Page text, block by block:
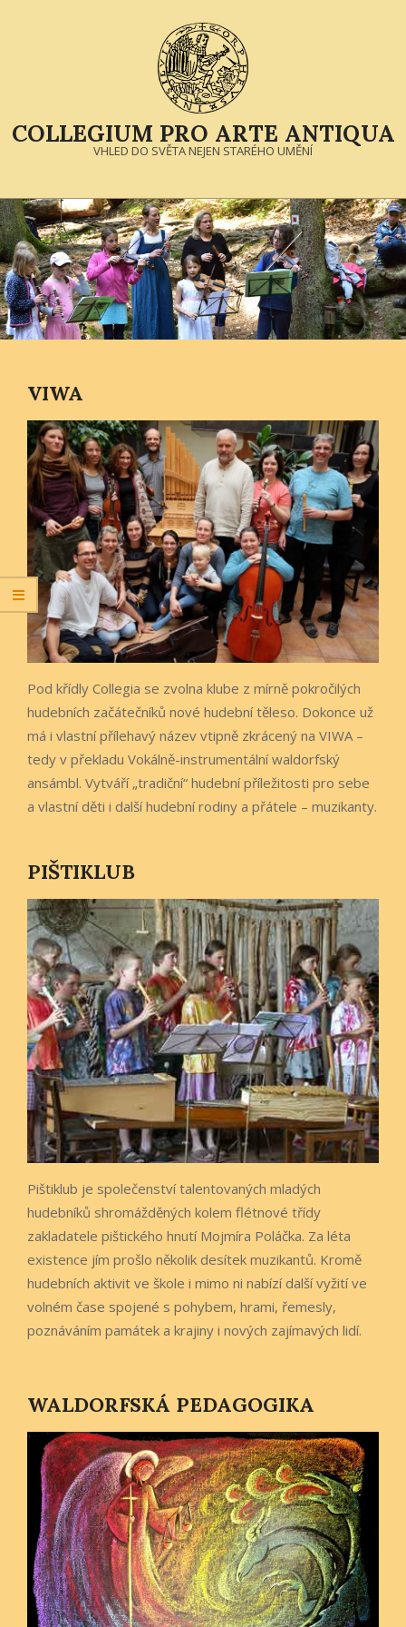
COLLEGIUM PRO ARTE ANTIQUA
VHLED DO SVĚTA NEJEN STARÉHO UMĚNÍ
Primary
Navigation
Menu
VIWA
Pod křídly Collegia se zvolna klube z mírně pokročilých
hudebních začátečníků nové hudební těleso. Dokonce už
má i vlastní přílehavý název vtipně zkrácený na VIWA –
tedy v překladu Vokálně-instrumentální waldorfský
ansámbl. Vytváří „tradiční“ hudební příležitosti pro sebe
a vlastní děti i další hudební rodiny a přátele – muzikanty.
PIŠTIKLUB
Pištiklub je společenství talentovaných mladých
hudebníků shromážděných kolem flétnové třídy
zakladatele pištického hnutí Mojmíra Poláčka. Za léta
existence jím prošlo několik desítek muzikantů. Kromě
hudebních aktivit ve škole i mimo ni nabízí další vyžití ve
volném čase spojené s pohybem, hrami, řemesly,
poznáváním památek a krajiny i nových zajímavých lidí.
WALDORFSKÁ PEDAGOGIKA